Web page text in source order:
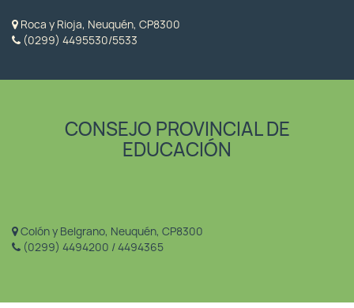
Roca y Rioja, Neuquén, CP8300
(0299) 4495530/5533
CONSEJO PROVINCIAL DE
EDUCACIÓN
Colón y Belgrano, Neuquén, CP8300
(0299) 4494200 / 4494365